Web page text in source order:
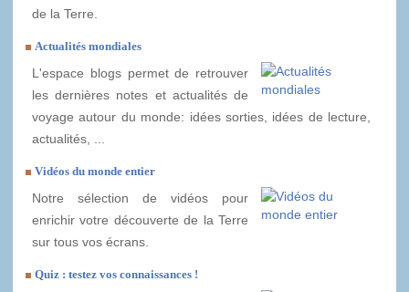
de la Terre.
Actualités mondiales
L'espace blogs permet de retrouver
les dernières notes et actualités de
voyage autour du monde: idées sorties, idées de lecture,
actualités, ...
Vidéos du monde entier
Notre sélection de vidéos pour
enrichir votre découverte de la Terre
sur tous vos écrans.
Quiz : testez vos connaissances !